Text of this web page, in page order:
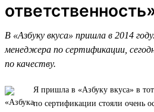
В «Азбуку вкуса» пришла в 2014
менеджера по сертификации,
по качеству.
Я пришла в «Азбуку вкуса» в
по сертификации стояли очень